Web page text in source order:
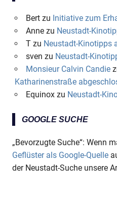
Bertzu Initiative zum
Annezu Neustadt-
Tzu Neustadt-Kinotipps
sven zu Neustadt-
Monsieur Calvin Candie
Katharinenstraße
Equinoxzu Neustadt-
GOOGLE SUCHE
„Bevorzugte Suche“: Wenn
Geflüster als Google-Quelle
der Neustadt-Suche unsere